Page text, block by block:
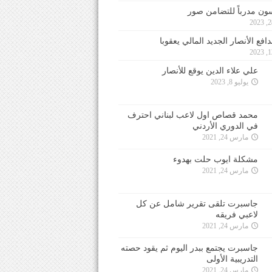
مدرباً للتضامن صور
الأنصار الجديد المالي يعقوبا
علي علاء الدين يوقع للأنصار
يوليو 8, 2023
محمد قصاص اول لاعب لبناني احترف
في الدوري الأردني
مارس 24, 2021
مشكلة ايوب حلت بهدوء
مارس 24, 2021
جاسبرت تلقى تقرير شامل عن كل
لاعبي فريقه
مارس 24, 2021
جاسبرت يجتمع ببدر اليوم ثم يقود حصته
التدريبية الأولى
مارس 24, 2021